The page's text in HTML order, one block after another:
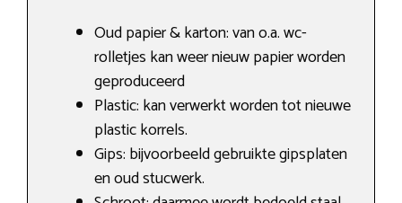
Oud papier & karton: van o.a. wc-
rolletjes kan weer nieuw papier worden
geproduceerd
Plastic: kan verwerkt worden tot nieuwe
plastic korrels.
Gips: bijvoorbeeld gebruikte gipsplaten
en oud stucwerk.